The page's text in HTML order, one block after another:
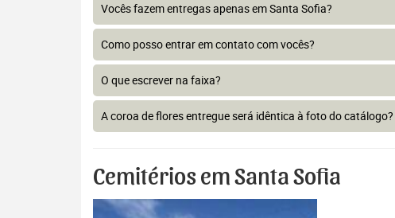
Vocês fazem entregas apenas em Santa Sofia?
Como posso entrar em contato com vocês?
O que escrever na faixa?
A coroa de flores entregue será idêntica à foto do catálogo?
Cemitérios em Santa Sofia